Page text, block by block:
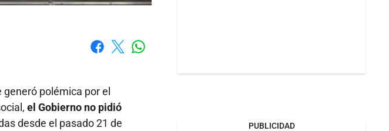
generó polémica por el
el Gobierno no pidió
desde el pasado 21 de
PUBLICIDAD